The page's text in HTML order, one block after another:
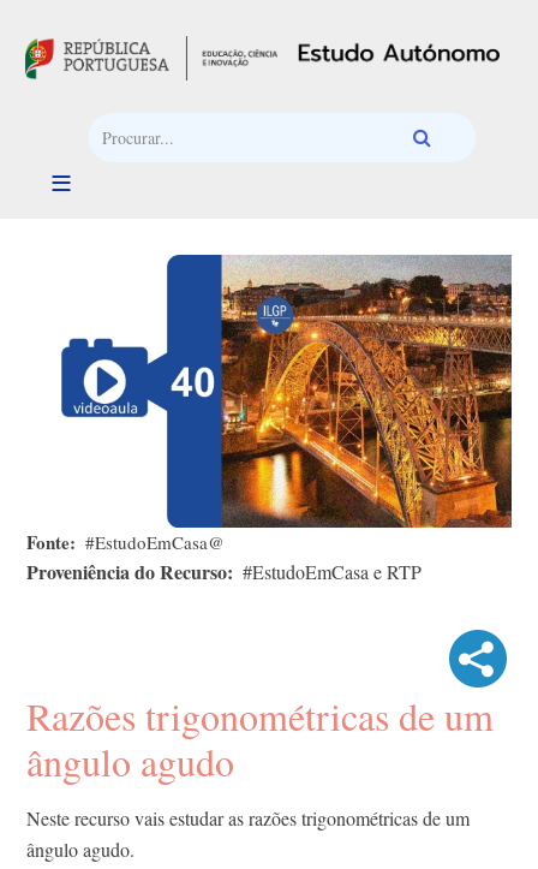
Fonte #EstudoEmCasa@
Proveniência do Recurso #EstudoEmCasa e RTP
Razões trigonométricas de um
ângulo agudo
Neste recurso vais estudar as razões trigonométricas de um
ângulo agudo.